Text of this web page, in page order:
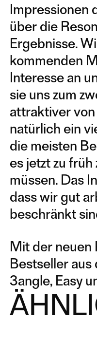
Impressionen
über die
Ergebnisse.
kommenden
Interesse an
sie uns zum
attraktiver
natürlich ein
die meisten
es jetzt zu
müssen. Das
dass wir gut
beschränkt
Mit der neuen
Bestseller
3angle, Easy